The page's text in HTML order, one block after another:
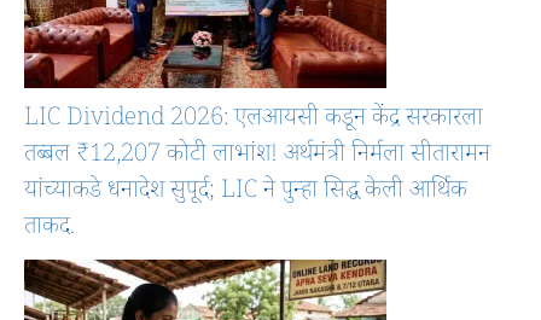
LIC Dividend 2026: एलआयसी कडून केंद्र सरकारला
तब्बल ₹12,207 कोटी लाभांश! अर्थमंत्री निर्मला सीतारामन
यांच्याकडे धनादेश सुपूर्द; LIC ने पुन्हा सिद्ध केली आर्थिक
ताकद.